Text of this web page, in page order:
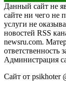
Данный сайт не
сайте ни чего не
услуги не
новостей RSS
newsru.com.
ответственность
Администрация
Сайт от psikhoter